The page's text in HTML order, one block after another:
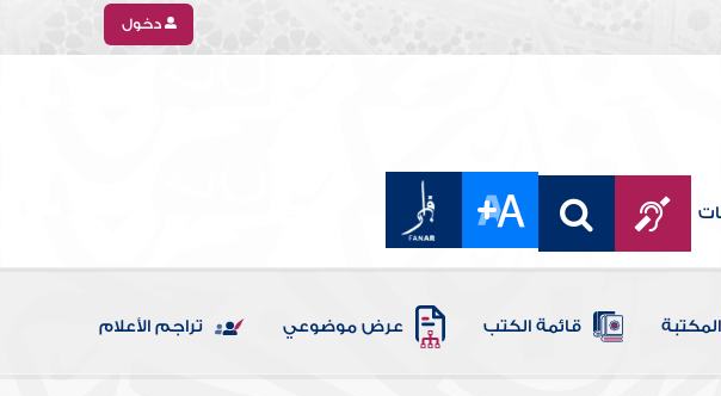
دخول
قائمة الكتب عرض موضوعي تراجم الأعلام